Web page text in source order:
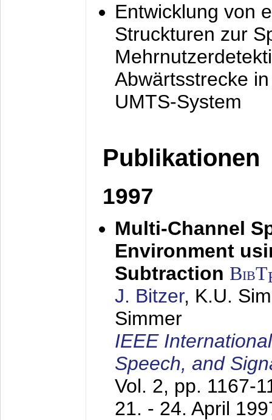
Entwicklung von
Struckturen zur
Abwärtsstrecke
UMTS-System
Publikationen
1997
Multi-Channel
Environment
Subtraction BibT
J. Bitzer, K.U.
Simmer
IEEE
Speech, and
Vol. 2, pp. 1167-
21. - 24. April